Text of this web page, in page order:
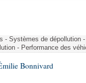
- Systèmes de dépollution
- Performance des
Bonnivard